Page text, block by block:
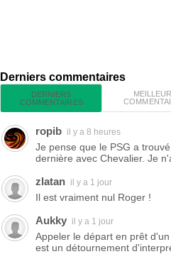
Derniers commentaires
DERNIERS
COMMENTAIRES
ropib il y a 8 heures
Je pense que le PSG a
dernière avec Chevalier. Je
zlatan il y a 1 jour
Il est vraiment nul Roger !
Aukky il y a 1 jour
Appeler le départ en prêt
est un détournement